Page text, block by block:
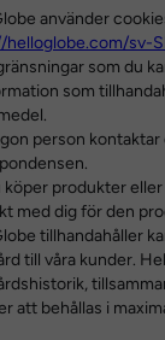
använder
sv-
som du
som
person kontaktar
köper produkter
med dig för den
tillhandahåller
till våra kunder.
att behållas i